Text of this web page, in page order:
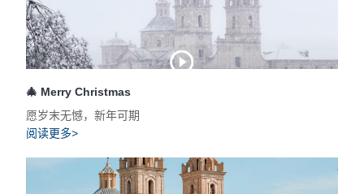
🎄 Merry Christmas
愿岁末无憾，新年可期
阅读更多>